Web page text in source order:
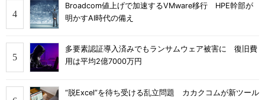
Broadcom値上げで加速するVMware移行 HPE幹部が
明かすAI時代の備え
多要素認証導入済みでもランサムウェア被害に 復旧費
用は平均2億7000万円
“脱Excel”を待ち受ける乱立問題 カカクコムが新ツール